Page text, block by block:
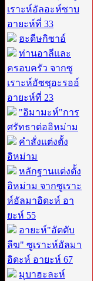
เราะห์อัลอะห์ซาบ
อายะห์ที่ 33
ฮะดีษกิซาอ์
ท่านอาลีและ
ครอบครัว จากซู
เราะห์อัซชุอะรออ์
อายะห์ที่ 23
"อิมามะห์"การ
ศรัทธาต่ออิหม่าม
คำสั่งแต่งตั้ง
อิหม่าม
หลักฐานแต่งตั้ง
อิหม่าม จากซูเราะ
ห์อัลมาอิดะห์ อา
ยะห์ 55
อายะห์"อัตตับ
ลีฆ" ซูเราะห์อัลมา
อิดะห์ อายะห์ 67
มุบาฮะละห์